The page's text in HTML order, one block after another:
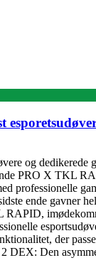
og dedikerede
PRO X TKL
professionelle
ende gavner
der
DEX: Den